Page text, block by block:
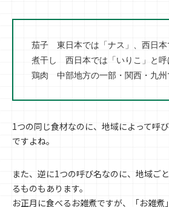
茄子　東日本では「ナス」、西日
煮干し　西日本では「いりこ」と呼
鶏肉　中部地方の一部・関西・九
1つの同じ食材なのに、地域によって呼
ですよね。
また、逆に1つの呼び名なのに、地域ご
るものもあります。
お正月に食べるお雑煮ですが、「お雑煮